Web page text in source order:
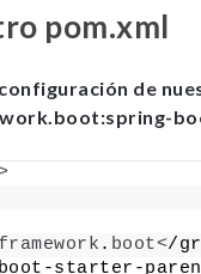
pom.xml
configuración de
. boot</
starter-
mejorar
la web,
base a
usas.